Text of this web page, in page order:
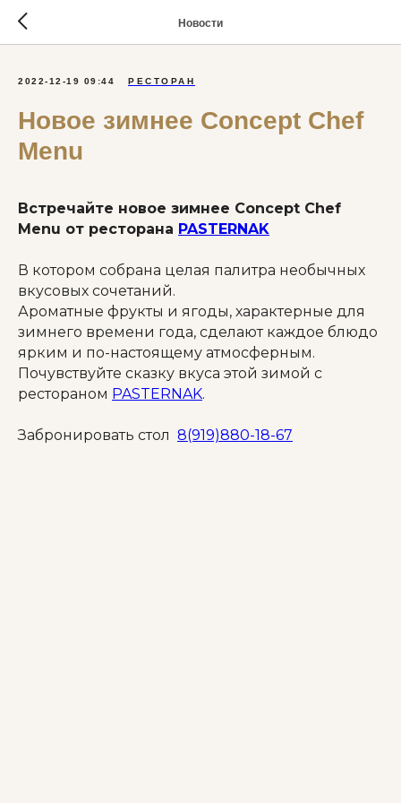
Новости
2022-12-19 09:44 РЕСТОРАН
Новое зимнее Concept Chef
Menu
Встречайте новое зимнее Concept Chef
Menu от ресторана PASTERNAK
В котором собрана целая палитра необычных
вкусовых сочетаний.
Ароматные фрукты и ягоды, характерные для
зимнего времени года, сделают каждое блюдо
ярким и по-настоящему атмосферным.
Почувствуйте сказку вкуса этой зимой с
рестораном PASTERNAK.
Забронировать стол 8(919)880-18-67